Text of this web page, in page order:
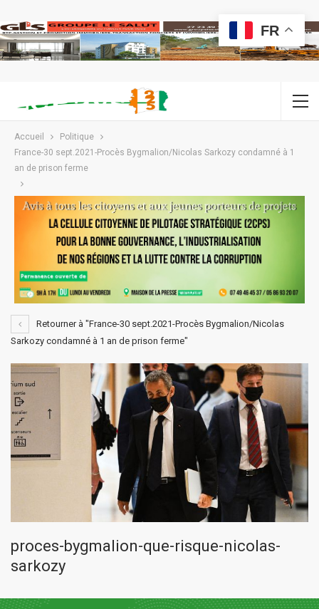
Accueil
Politique
France-30 sept.2021-Procès Bygmalion/Nicolas Sarkozy condamné à 1
an de prison ferme
Retourner à "France-30 sept.2021-Procès Bygmalion/Nicolas
Sarkozy condamné à 1 an de prison ferme"
proces-bygmalion-que-risque-nicolas-
sarkozy
FR